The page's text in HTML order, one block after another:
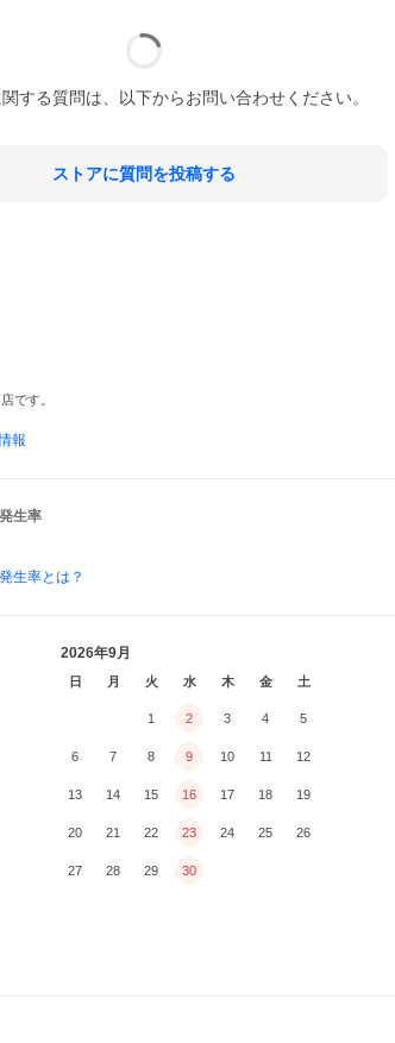
関する質問は、以下からお問い合わせください。
ストアに質問を投稿する
です。
報
生率
生率とは？
2026年9月
日 月 火 水 木 金 土
1 2 3 4 5
6 7 8 9 10 11 12
13 14 15 16 17 18 19
20 21 22 23 24 25 26
27 28 29 30